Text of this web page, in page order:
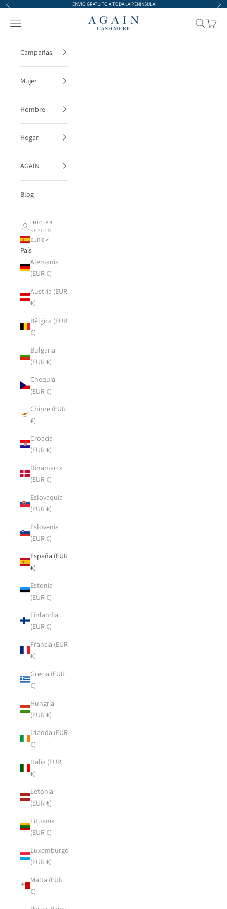
Ir al contenido
Anterior ENVÍO GRATUITO A TODA LA PENÍNSULA
AGAIN Cashmere
Menú Buscar
Cesta
Campañas
Mujer
Hombre
Hogar
AGAIN
Blog
INICIAR
SESIÓN
EUR €
País
Alemania
(EUR €)
Austria (EUR
€)
Bélgica (EUR
€)
Bulgaria
(EUR €)
Chequia
(EUR €)
Chipre (EUR
€)
Croacia
(EUR €)
Dinamarca
(EUR €)
Eslovaquia
(EUR €)
Eslovenia
(EUR €)
España (EUR
€)
Estonia
(EUR €)
Finlandia
(EUR €)
Francia (EUR
€)
Grecia (EUR
€)
Hungría
(EUR €)
Irlanda (EUR
€)
Italia (EUR
€)
Letonia
(EUR €)
Lituania
(EUR €)
Luxemburgo
(EUR €)
Malta (EUR
€)